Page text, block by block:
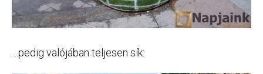
…pedig valójában teljesen sík: